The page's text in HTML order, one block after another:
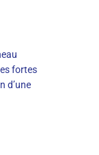
fortes
d’une